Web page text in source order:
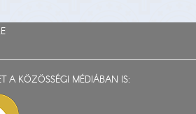
A KÖZÖSSÉGI MÉDIÁBAN IS: